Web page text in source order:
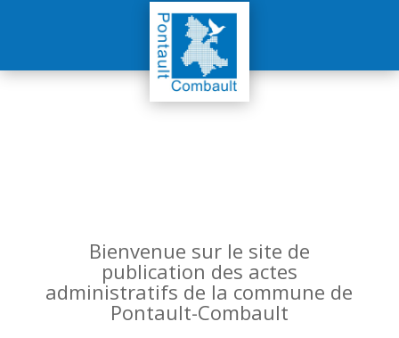
Bienvenue sur le site de
publication des actes
administratifs de la commune de
Pontault-Combault